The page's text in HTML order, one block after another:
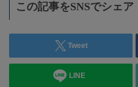
この記事をSNSでシェア
Tweet
LINE